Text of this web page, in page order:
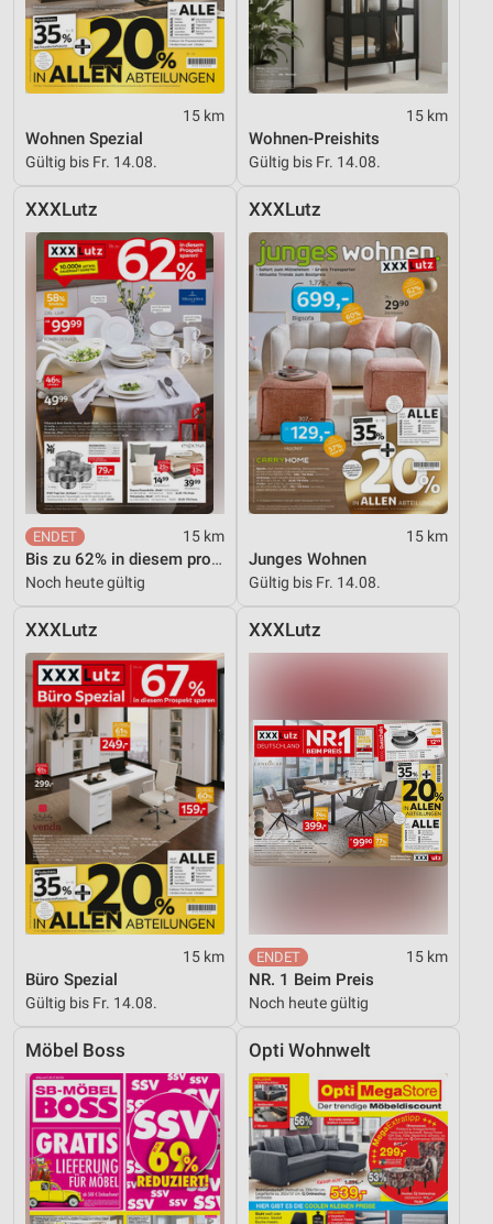
15 km
Wohnen Spezial
Gültig bis Fr. 14.08.
15 km
Wohnen-Preishits
Gültig bis Fr. 14.08.
XXXLutz
15 km
Bis zu 62% in diesem prospekt
Noch heute gültig
XXXLutz
15 km
Junges Wohnen
Gültig bis Fr. 14.08.
XXXLutz
15 km
Büro Spezial
Gültig bis Fr. 14.08.
XXXLutz
15 km
NR. 1 Beim Preis
Noch heute gültig
Möbel Boss Opti Wohnwelt
Entwicklung und Verbesserung der Angebote
Verwendung reduzierter Daten zur Auswahl von
Inhalten
IAB-Besonderheiten:
Verwendung genauer Standortdaten
Geräte anhand von aktiv angeforderten
Nicht-IAB-Verarbeitungszwecke:
Notwendig
Performance
Funktional
Werbung